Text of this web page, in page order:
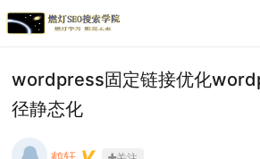
wordpress固定链接优化
径静态化